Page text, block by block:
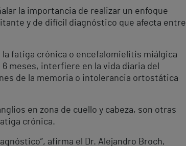
la importancia de realizar un enfoque
y de difícil diagnóstico que afecta entre
fatiga crónica o encefalomielitis miálgica
meses, interfiere en la vida diaria del
de la memoria o intolerancia ortostática
en zona de cuello y cabeza, son otras
crónica.
afirma el Dr. Alejandro Broch,